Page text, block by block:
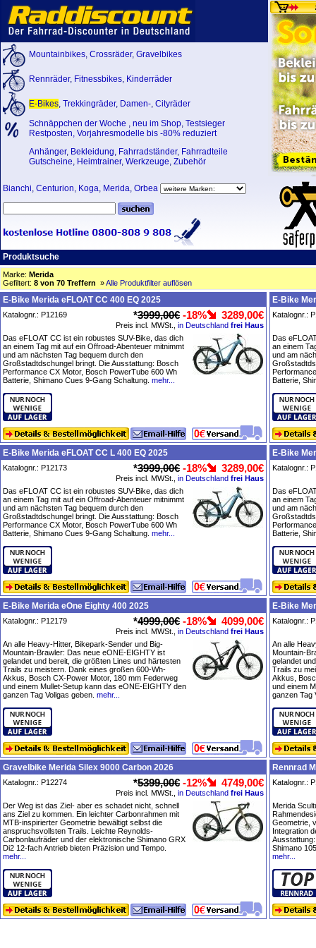
Mountainbikes, Crossräder, Gravelbikes
Rennräder, Fitnessbikes, Kinderräder
E-Bikes, Trekkingräder, Damen-, Cityräder
Schnäppchen der Woche , neu im Shop, Testsieger
Restposten, Vorjahresmodelle bis -80% reduziert
Anhänger, Bekleidung, Fahrradständer, Fahrradteile
Gutscheine, Heimtrainer, Werkzeuge, Zubehör
Bianchi, Centurion, Koga, Merida, Orbea
Produktsuche
Marke: Merida
Gefiltert: 8 von 70 Treffern »Alle Produktfilter auflösen
E-Bike Merida eFLOAT CC 400 EQ 2025
Katalognr.: P12169 *3999,00€ -18% 3289,00€
Preis incl. MWSt., in Deutschland frei Haus
Das eFLOAT CC ist ein robustes SUV-Bike, das dich
an einem Tag mit auf ein Offroad-Abenteuer mitnimmt
und am nächsten Tag bequem durch den
Großstadtdschungel bringt. Die Ausstattung: Bosch
Performance CX Motor, Bosch PowerTube 600 Wh
Batterie, Shimano Cues 9-Gang Schaltung. mehr...
E-Bike
Katalognr.:
Das
an einem
und am
Batterie,
E-Bike Merida eFLOAT CC L 400 EQ 2025
Katalognr.: P12173 *3999,00€ -18% 3289,00€
Preis incl. MWSt., in Deutschland frei Haus
Das eFLOAT CC ist ein robustes SUV-Bike, das dich
an einem Tag mit auf ein Offroad-Abenteuer mitnimmt
und am nächsten Tag bequem durch den
Großstadtdschungel bringt. Die Ausstattung: Bosch
Performance CX Motor, Bosch PowerTube 600 Wh
Batterie, Shimano Cues 9-Gang Schaltung. mehr...
E-Bike
Katalognr.:
Das
an einem
und am
Batterie,
E-Bike Merida eOne Eighty 400 2025
Katalognr.: P12179 *4999,00€ -18% 4099,00€
Preis incl. MWSt., in Deutschland frei Haus
An alle Heavy-Hitter, Bikepark-Sender und Big-
Mountain-Brawler: Das neue eONE-EIGHTY ist
gelandet und bereit, die größten Lines und härtesten
Trails zu meistern. Dank eines großen 600-Wh-
Akkus, Bosch CX-Power Motor, 180 mm Federweg
und einem Mullet-Setup kann das eONE-EIGHTY den
ganzen Tag Vollgas geben. mehr...
E-Bike
Katalognr.:
An alle
Mountain-
gelandet
Trails zu
Akkus,
und einem
ganzen Tag
Gravelbike Merida Silex 9000 Carbon 2026
Katalognr.: P12274 *5399,00€ -12% 4749,00€
Preis incl. MWSt., in Deutschland frei Haus
Der Weg ist das Ziel- aber es schadet nicht, schnell
ans Ziel zu kommen. Ein leichter Carbonrahmen mit
MTB-inspirierter Geometrie bewältigt selbst die
anspruchsvollsten Trails. Leichte Reynolds-
Carbonlaufräder und der elektronische Shimano GRX
Di2 12-fach Antrieb bieten Präzision und Tempo.
mehr...
Rennrad
Katalognr.:
Merida
Geometrie,
Integration
Shimano
mehr...